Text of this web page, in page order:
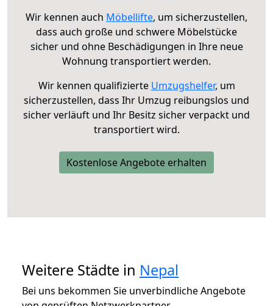
Wir kennen auch Möbellifte, um sicherzustellen,
dass auch große und schwere Möbelstücke
sicher und ohne Beschädigungen in Ihre neue
Wohnung transportiert werden.
Wir kennen qualifizierte Umzugshelfer, um
sicherzustellen, dass Ihr Umzug reibungslos und
sicher verläuft und Ihr Besitz sicher verpackt und
transportiert wird.
Kostenlose Angebote erhalten
Weitere Städte in Nepal
Bei uns bekommen Sie unverbindliche Angebote